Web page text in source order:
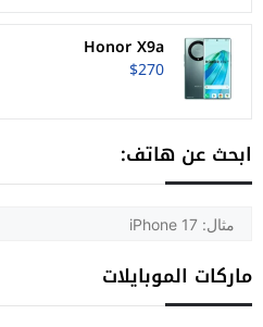
Honor X9a
$270
ابحث عن هاتف:
ماركات الموبايلات